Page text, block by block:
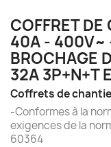
COFFRET
40A - 400V~
BROCHAGE
32A 3P+N+T
Coffrets de
-Conformes à la
exigences de la
60364